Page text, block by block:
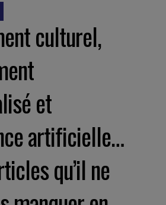
culturel,
et
artificielle…
qu’il ne